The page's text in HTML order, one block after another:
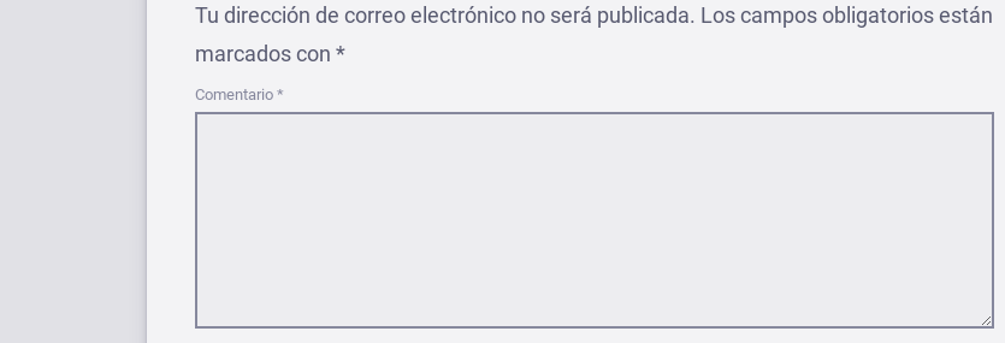
Tu dirección de correo electrónico no será publicada. Los campos obligatorios están
marcados con *
Comentario *